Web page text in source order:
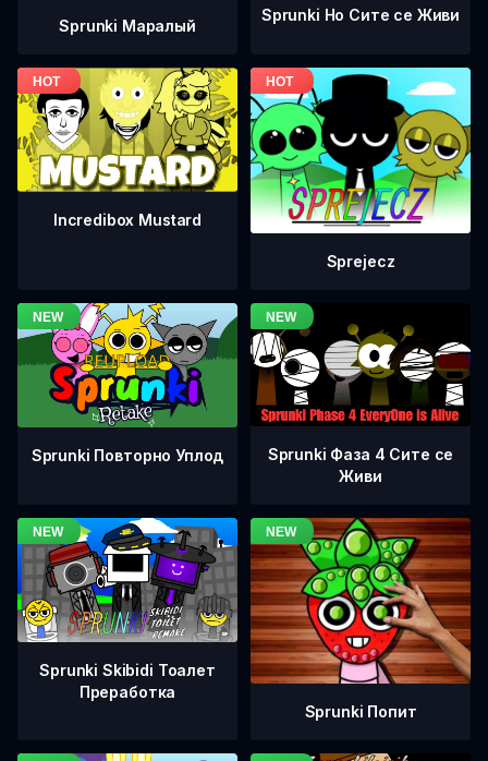
Sprunki Маралый
Sprunki Но Сите се Живи
Incredibox Mustard
Sprejecz
Sprunki Повторно Уплод
Sprunki Фаза 4 Сите се
Живи
Sprunki Skibidi Тоалет
Преработка
Sprunki Попит